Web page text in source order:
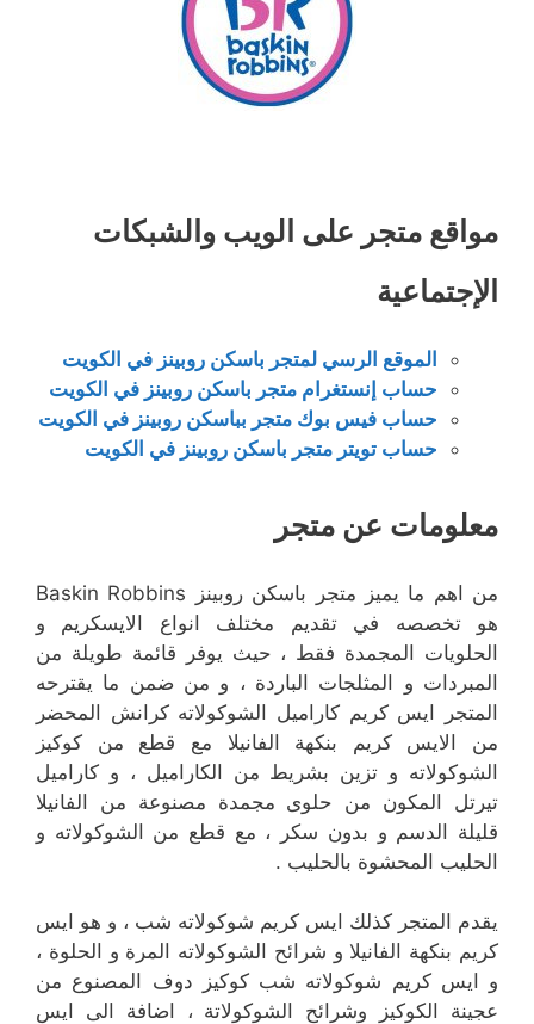
مواقع متجر على الويب والشبكات
الإجتماعية
الموقع الرسي لمتجر باسكن روبينز في الكويت
حساب إنستغرام متجر باسكن روبينز في الكويت
حساب فيس بوك متجر بباسكن روبينز في الكويت
حساب تويتر متجر باسكن روبينز في الكويت
معلومات عن متجر
من اهم ما يميز متجر باسكن روبينز Baskin Robbins
هو تخصصه في تقديم مختلف انواع الايسكريم و
الحلويات المجمدة فقط ، حيث يوفر قائمة طويلة من
المبردات و المثلجات الباردة ، و من ضمن ما يقترحه
المتجر ايس كريم كاراميل الشوكولاته كرانش المحضر
من الايس كريم بنكهة الفانيلا مع قطع من كوكيز
الشوكولاته و تزين بشريط من الكاراميل ، و كاراميل
تيرتل المكون من حلوى مجمدة مصنوعة من الفانيلا
قليلة الدسم و بدون سكر ، مع قطع من الشوكولاته و
الحليب المحشوة بالحليب .
يقدم المتجر كذلك ايس كريم شوكولاته شب ، و هو ايس
كريم بنكهة الفانيلا و شرائح الشوكولاته المرة و الحلوة ،
و ايس كريم شوكولاته شب كوكيز دوف المصنوع من
عجينة الكوكيز وشرائح الشوكولاتة ، اضافة الى ايس